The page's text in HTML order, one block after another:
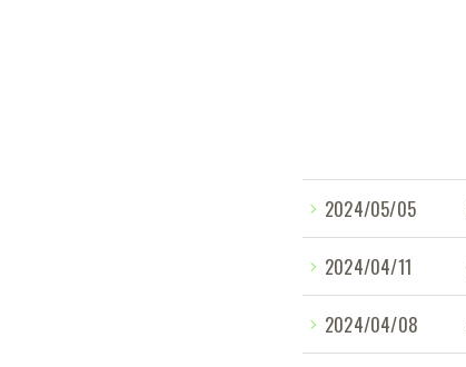
2024/05/05
2024/04/11
2024/04/08